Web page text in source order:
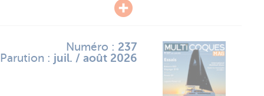
Numéro : 237
Parution : juil. / août 2026